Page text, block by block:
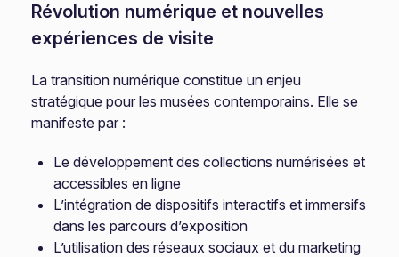
Révolution numérique et nouvelles
expériences de visite
La transition numérique constitue un enjeu
stratégique pour les musées contemporains. Elle se
manifeste par :
Le développement des collections numérisées et
accessibles en ligne
L’intégration de dispositifs interactifs et immersifs
dans les parcours d’exposition
L’utilisation des réseaux sociaux et du marketing